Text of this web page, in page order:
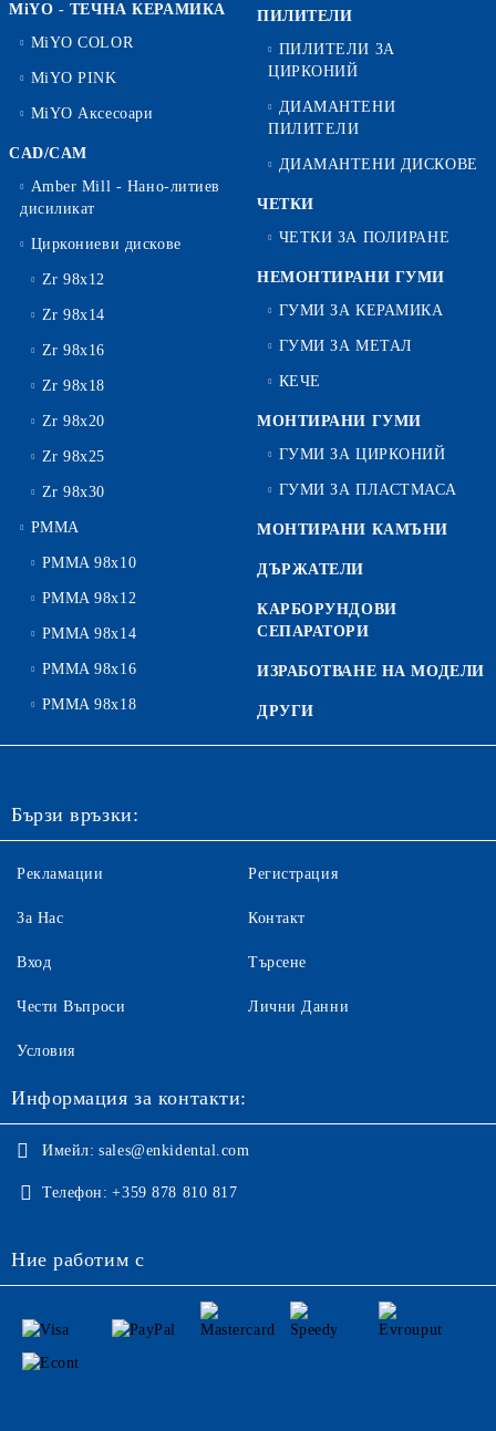
MiYO - ТЕЧНА КЕРАМИКА
MiYO COLOR
MiYO PINK
MiYO Аксесоари
CAD/CAM
Amber Mill - Нано-литиев
дисиликат
Циркониеви дискове
Zr 98x12
Zr 98x14
Zr 98x16
Zr 98x18
Zr 98x20
Zr 98x25
Zr 98x30
PMMA
PMMA 98x10
PMMA 98x12
PMMA 98x14
PMMA 98x16
PMMA 98x18
ПИЛИТЕЛИ
ПИЛИТЕЛИ ЗА
ЦИРКОНИЙ
ДИАМАНТЕНИ
ПИЛИТЕЛИ
ДИАМАНТЕНИ ДИСКОВЕ
ЧЕТКИ
ЧЕТКИ ЗА ПОЛИРАНЕ
НЕМОНТИРАНИ ГУМИ
ГУМИ ЗА КЕРАМИКА
ГУМИ ЗА МЕТАЛ
КЕЧЕ
МОНТИРАНИ ГУМИ
ГУМИ ЗА ЦИРКОНИЙ
ГУМИ ЗА ПЛАСТМАСА
МОНТИРАНИ КАМЪНИ
ДЪРЖАТЕЛИ
КАРБОРУНДОВИ
СЕПАРАТОРИ
ИЗРАБОТВАНЕ НА МОДЕЛИ
ДРУГИ
Бързи връзки:
Рекламации
За Нас
Вход
Чести Въпроси
Регистрация
Контакт
Търсене
Лични Данни
Условия
Информация за контакти:
Имейл: sales@enkidental.com
Телефон: +359 878 810 817
Ние работим с